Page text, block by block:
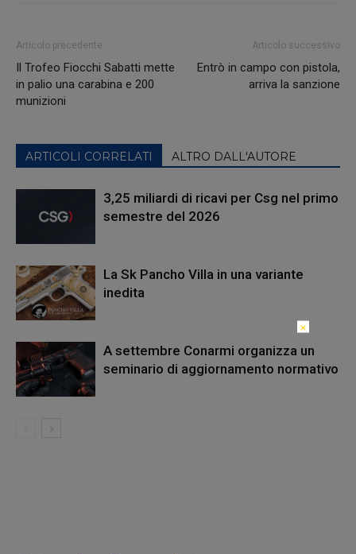
Articolo precedente
Il Trofeo Fiocchi Sabatti mette
in palio una carabina e 200
munizioni
Articolo successivo
Entrò in campo con pistola,
arriva la sanzione
ARTICOLI CORRELATI ALTRO DALL'AUTORE
3,25 miliardi di ricavi per Csg nel primo
semestre del 2026
La Sk Pancho Villa in una variante
inedita
A settembre Conarmi organizza un
seminario di aggiornamento normativo
×